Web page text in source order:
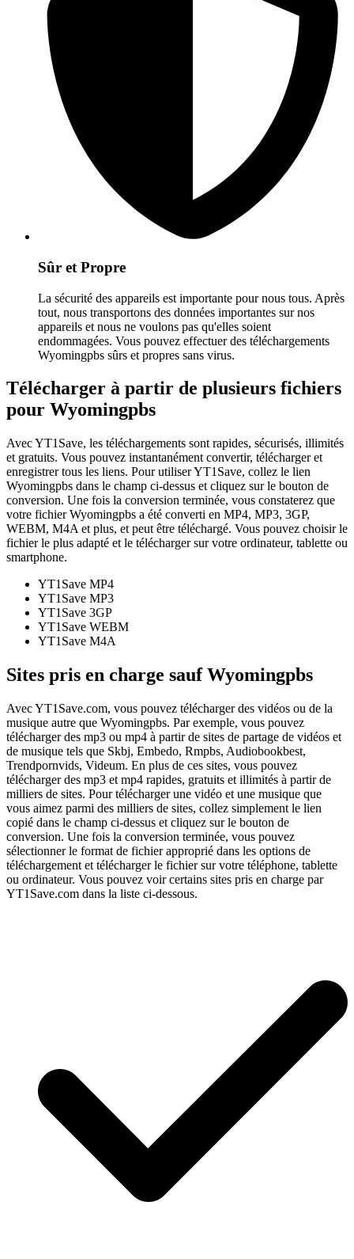
Sûr et Propre
La sécurité des appareils est importante pour nous tous. Après
tout, nous transportons des données importantes sur nos
appareils et nous ne voulons pas qu'elles soient
endommagées. Vous pouvez effectuer des téléchargements
Wyomingpbs sûrs et propres sans virus.
Télécharger à partir de plusieurs fichiers
pour Wyomingpbs
Avec YT1Save, les téléchargements sont rapides, sécurisés, illimités
et gratuits. Vous pouvez instantanément convertir, télécharger et
enregistrer tous les liens. Pour utiliser YT1Save, collez le lien
Wyomingpbs dans le champ ci-dessus et cliquez sur le bouton de
conversion. Une fois la conversion terminée, vous constaterez que
votre fichier Wyomingpbs a été converti en MP4, MP3, 3GP,
WEBM, M4A et plus, et peut être téléchargé. Vous pouvez choisir le
fichier le plus adapté et le télécharger sur votre ordinateur, tablette ou
smartphone.
YT1Save MP4
YT1Save MP3
YT1Save 3GP
YT1Save WEBM
YT1Save M4A
Sites pris en charge sauf Wyomingpbs
Avec YT1Save.com, vous pouvez télécharger des vidéos ou de la
musique autre que Wyomingpbs. Par exemple, vous pouvez
télécharger des mp3 ou mp4 à partir de sites de partage de vidéos et
de musique tels que Skbj, Embedo, Rmpbs, Audiobookbest,
Trendpornvids, Videum. En plus de ces sites, vous pouvez
télécharger des mp3 et mp4 rapides, gratuits et illimités à partir de
milliers de sites. Pour télécharger une vidéo et une musique que
vous aimez parmi des milliers de sites, collez simplement le lien
copié dans le champ ci-dessus et cliquez sur le bouton de
conversion. Une fois la conversion terminée, vous pouvez
sélectionner le format de fichier approprié dans les options de
téléchargement et télécharger le fichier sur votre téléphone, tablette
ou ordinateur. Vous pouvez voir certains sites pris en charge par
YT1Save.com dans la liste ci-dessous.